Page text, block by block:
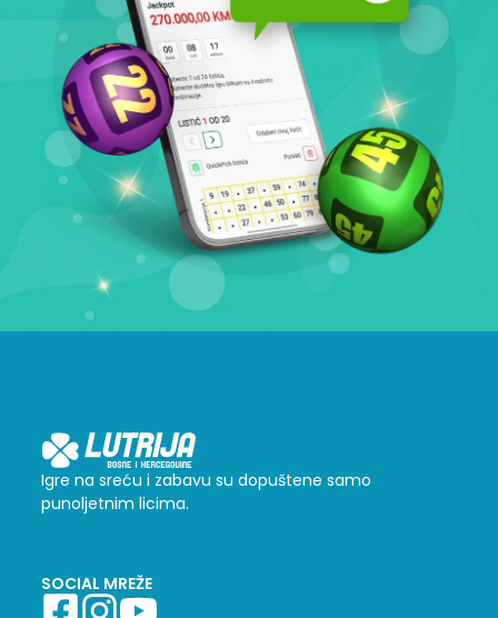
Igre na sreću i zabavu su dopuštene samo
punoljetnim licima.
SOCIAL MREŽE